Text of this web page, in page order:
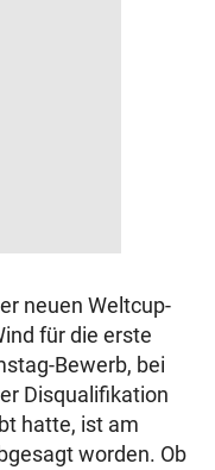
neuen Weltcup-
für die erste
Bewerb, bei
Disqualifikation
hatte, ist am
worden. Ob